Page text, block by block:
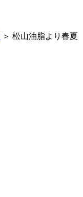
＞ 松山油脂より春夏